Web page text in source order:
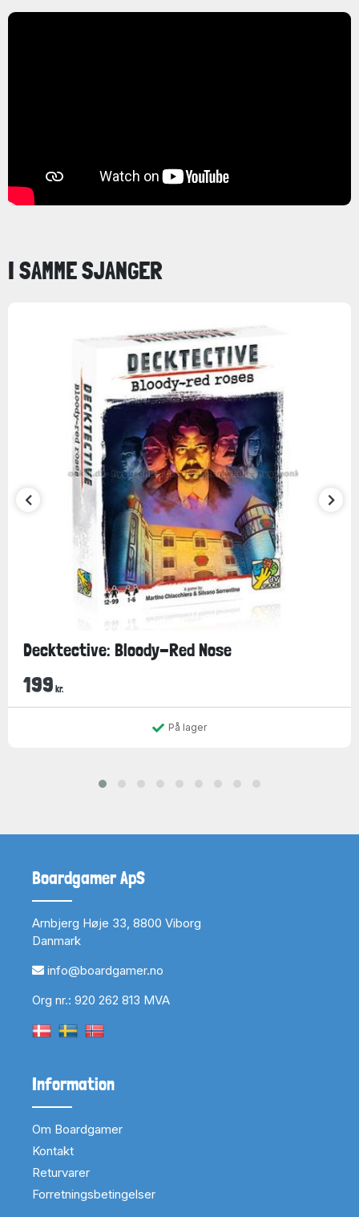
I SAMME SJANGER
Decktective: Bloody-Red Nose
199 kr.
På lager
Boardgamer ApS
Arnbjerg Høje 33, 8800 Viborg
Danmark
info@boardgamer.no
Org nr.: 920 262 813 MVA
Information
Om Boardgamer
Kontakt
Returvarer
Forretningsbetingelser